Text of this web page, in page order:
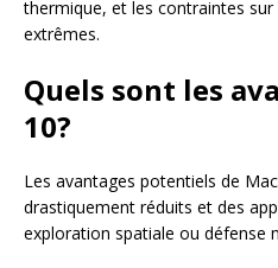
thermique, et les contraintes
extrêmes.
Quels sont les
10?
Les avantages potentiels de
drastiquement réduits et des
exploration spatiale ou défense